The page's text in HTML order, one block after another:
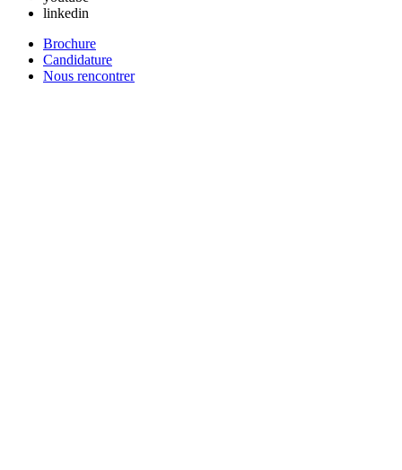
linkedin
Brochure
Candidature
Nous rencontrer